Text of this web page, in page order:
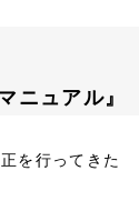
ニュアル』
を行ってきた